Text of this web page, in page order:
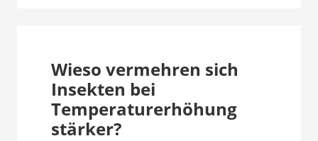
Wieso vermehren sich
Insekten bei
Temperaturerhöhung
stärker?